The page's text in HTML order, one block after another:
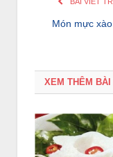
Món mực
XEM THÊM